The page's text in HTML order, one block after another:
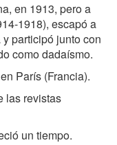
en 1913, pero a
1918), escapó a
participó junto con
como dadaísmo.
París (Francia).
las revistas
un tiempo.